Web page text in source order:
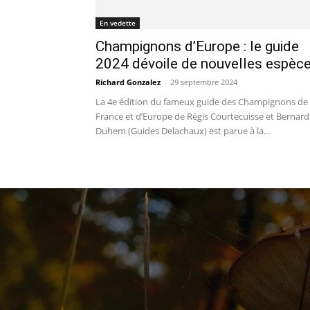
En vedette
Champignons d’Europe : le guide
2024 dévoile de nouvelles
Richard Gonzalez - 29 septembre 2024
La 4e édition du fameux guide des Champignons de
France et d’Europe de Régis Courtecuisse et Bernard
Duhem (Guides Delachaux) est parue à la...